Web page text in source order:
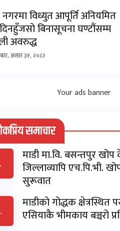
नगरमा विध्युत आपूर्ति अनियमित
बिनासूचना घण्टौंसम्म
अवरुद्ध
असार ३१, २०८२
समाचार
माडी मा.वि. बसन्तपुर खोप
जिल्लाव्यापि एच.पि.भी.
सुरूवात
माडीको गोद्धक क्षेत्रस्थित
एसियाकै भीमकाय बञ्चरो